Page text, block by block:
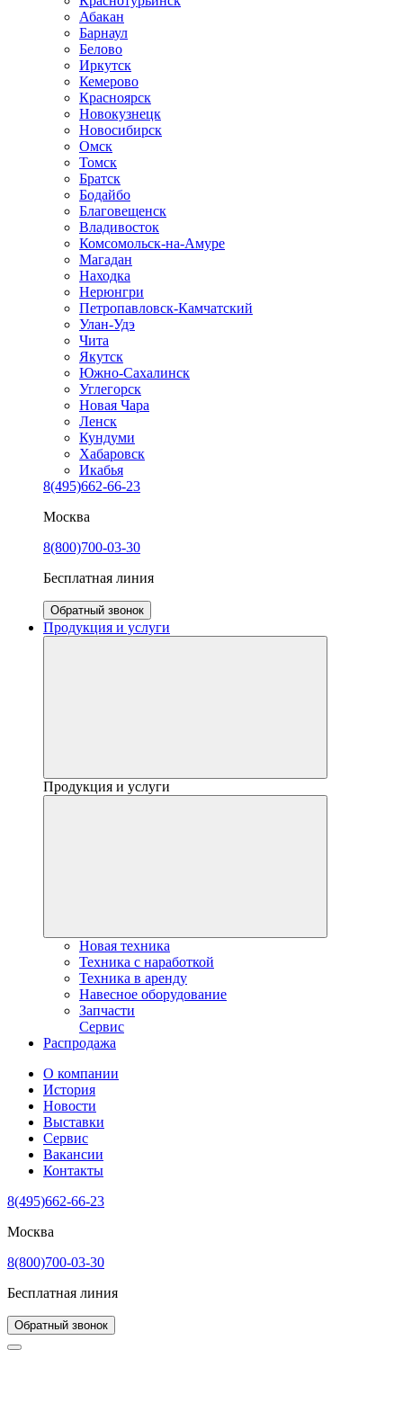
Абакан
Барнаул
Белово
Иркутск
Кемерово
Красноярск
Новокузнецк
Новосибирск
Омск
Томск
Братск
Бодайбо
Благовещенск
Владивосток
Комсомольск-на-Амуре
Магадан
Находка
Нерюнгри
Петропавловск-Камчатский
Улан-Удэ
Чита
Якутск
Южно-Сахалинск
Углегорск
Новая Чара
Ленск
Кундуми
Хабаровск
Икабья
8(495)662-66-23
Москва
8(800)700-03-30
Бесплатная линия
Обратный звонок
Продукция и услуги
Продукция и услуги
Новая техника
Техника с наработкой
Техника в аренду
Навесное оборудование
Запчасти
Сервис
Распродажа
О компании
История
Новости
Выставки
Сервис
Вакансии
Контакты
8(495)662-66-23
Москва
8(800)700-03-30
Бесплатная линия
Обратный звонок